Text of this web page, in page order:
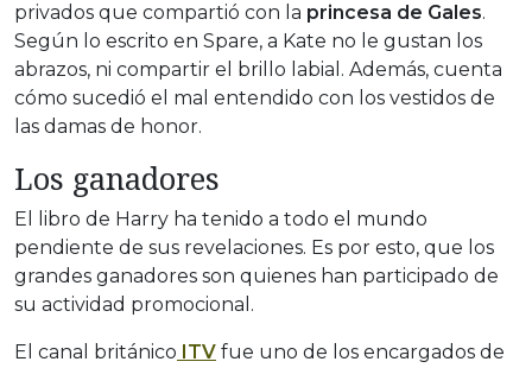
privados que compartió con la princesa de Gales.
Según lo escrito en Spare, a Kate no le gustan los
abrazos, ni compartir el brillo labial. Además, cuenta
cómo sucedió el mal entendido con los vestidos de
las damas de honor.
Los ganadores
El libro de Harry ha tenido a todo el mundo
pendiente de sus revelaciones. Es por esto, que los
grandes ganadores son quienes han participado de
su actividad promocional.
El canal británico ITV fue uno de los encargados de